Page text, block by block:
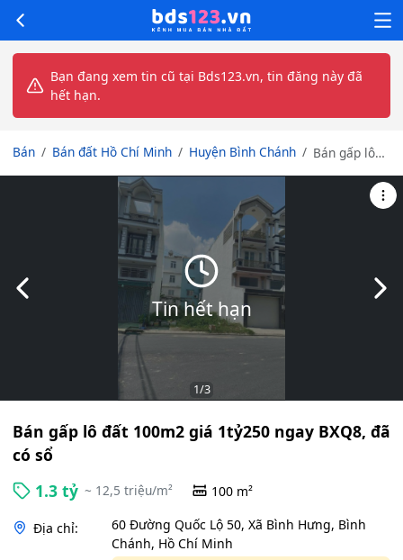
Bạn đang xem tin cũ tại Bds123.vn, tin đăng này đã
hết hạn.
Bán Bán đất Hồ Chí Minh Huyện Bình Chánh
Bán gấp lô
giá 1tỷ250
ngay BXQ8,
Tin hết hạn
Slide trước
1/3
Bán gấp lô đất 100m2 giá 1tỷ250 ngay BXQ8, đã
có sổ
1.3 tỷ ~ 12,5 triệu/m² 100 m²
Địa chỉ:
60 Đường Quốc Lộ 50, Xã Bình Hưng, Bình
Chánh, Hồ Chí Minh